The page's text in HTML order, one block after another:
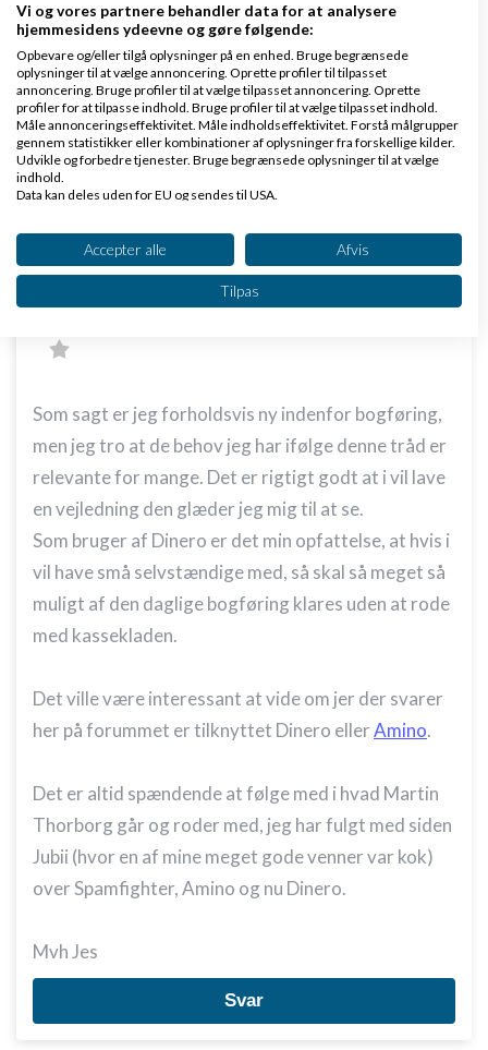
Svar
Venligst John Hannover - Gode råd på Ivæksætter bloggen
Jes Troelsen Skrevet 11-02-2015 kl. 19:15
Som sagt er jeg forholdsvis ny indenfor bogføring,
men jeg tro at de behov jeg har ifølge denne tråd er
relevante for mange. Det er rigtigt godt at i vil lave
en vejledning den glæder jeg mig til at se.
Som bruger af Dinero er det min opfattelse, at hvis i
vil have små selvstændige med, så skal så meget så
muligt af den daglige bogføring klares uden at rode
med kassekladen.
Det ville være interessant at vide om jer der svarer
her på forummet er tilknyttet Dinero ellerAmino.
Det er altid spændende at følge med i hvad Martin
Thorborg går og roder med, jeg har fulgt med siden
Jubii (hvor en af mine meget gode venner var kok)
over Spamfighter, Amino og nu Dinero.
Mvh Jes
Svar
Vi og vores partnere behandler data for at analysere
hjemmesidens ydeevne og gøre følgende:
Opbevare og/eller tilgå oplysninger på en enhed. Bruge begrænsede
oplysninger til at vælge annoncering. Oprette profiler til tilpasset
annoncering. Bruge profiler til at vælge tilpasset annoncering. Oprette
profiler for at tilpasse indhold. Bruge profiler til at vælge tilpasset indhold.
Måle annonceringseffektivitet. Måle indholdseffektivitet. Forstå målgrupper
gennem statistikker eller kombinationer af oplysninger fra forskellige kilder.
Udvikle og forbedre tjenester. Bruge begrænsede oplysninger til at vælge
indhold.
Data kan deles uden for EU og sendes til USA.
Se partnerliste (2 IAB-leverandører)
Vi bruger dine data til følgende formål:
IAB's behandlingsformål:
Opbevare og/eller tilgå oplysninger på en
enhed
annoncering
Bruge profiler til at vælge tilpasset
Oprette profiler for at tilpasse indhold
Bruge profiler til at vælge tilpasset indhold
Måle indholdseffektivitet
kilder
Udvikle og forbedre tjenester
Bruge begrænsede oplysninger til at vælge
indhold
placeringsoplysninger
Identificere enheder baseret på aktivt
Accepter alle Afvis
Tilpas